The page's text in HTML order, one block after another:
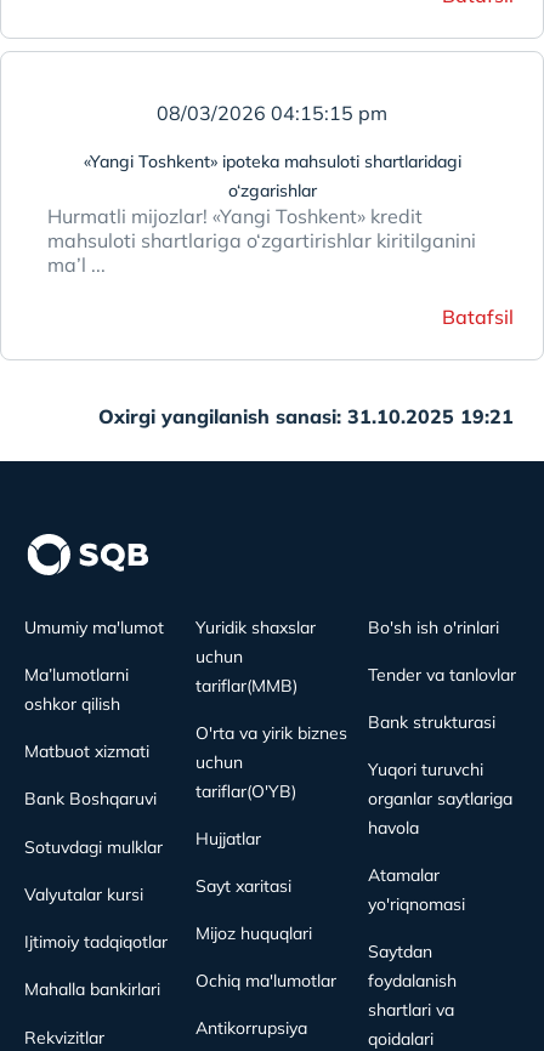
08/03/2026 04:15:15 pm
«Yangi Toshkent» ipoteka mahsuloti shartlaridagi
o‘zgarishlar
Hurmatli mijozlar! «Yangi Toshkent» kredit
mahsuloti shartlariga o‘zgartirishlar kiritilganini
ma’l ...
Batafsil
Oxirgi yangilanish sanasi: 31.10.2025 19:21
Umumiy ma'lumot
Ma’lumotlarni
oshkor qilish
Matbuot xizmati
Bank Boshqaruvi
Sotuvdagi mulklar
Valyutalar kursi
Ijtimoiy tadqiqotlar
Mahalla bankirlari
Rekvizitlar
Yuridik shaxslar
uchun
tariflar(MMB)
O'rta va yirik biznes
uchun
tariflar(O'YB)
Hujjatlar
Sayt xaritasi
Mijoz huquqlari
Ochiq ma'lumotlar
Antikorrupsiya
Bo'sh ish o'rinlari
Tender va tanlovlar
Bank strukturasi
Yuqori turuvchi
organlar saytlariga
havola
Atamalar
yo'riqnomasi
Saytdan
foydalanish
shartlari va
qoidalari